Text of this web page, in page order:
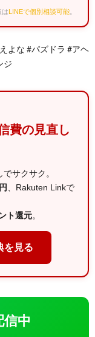
はLINEで個別相談可能
よな #パズドラ #アヘ
ジ
費の見直し
サクサク。
、Rakuten Linkで
ト還元。
を見る
信中